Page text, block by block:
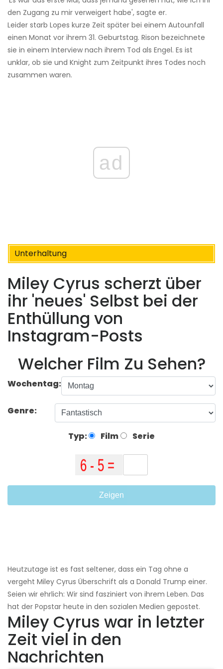
den Zugang zu mir verweigert habe', sagte er.
Leider starb Lopes kurze Zeit später bei einem Autounfall
einen Monat vor ihrem 31. Geburtstag. Rison bezeichnete
sie in einem Interview nach ihrem Tod als Engel. Es ist
unklar, ob sie und Knight zum Zeitpunkt ihres Todes noch
zusammen waren.
ad
Unterhaltung
Miley Cyrus scherzt über
ihr 'neues' Selbst bei der
Enthüllung von
Instagram-Posts
Welcher Film Zu Sehen?
Wochentag:
Genre:
Typ: Film Serie
Zeigen
Heutzutage ist es fast seltener, dass ein Tag ohne a
vergeht Miley Cyrus Überschrift als a Donald Trump einer.
Seien wir ehrlich: Wir sind fasziniert von ihrem Leben. Das
hat der Popstar heute in den sozialen Medien gepostet.
Miley Cyrus war in letzter
Zeit viel in den
Nachrichten